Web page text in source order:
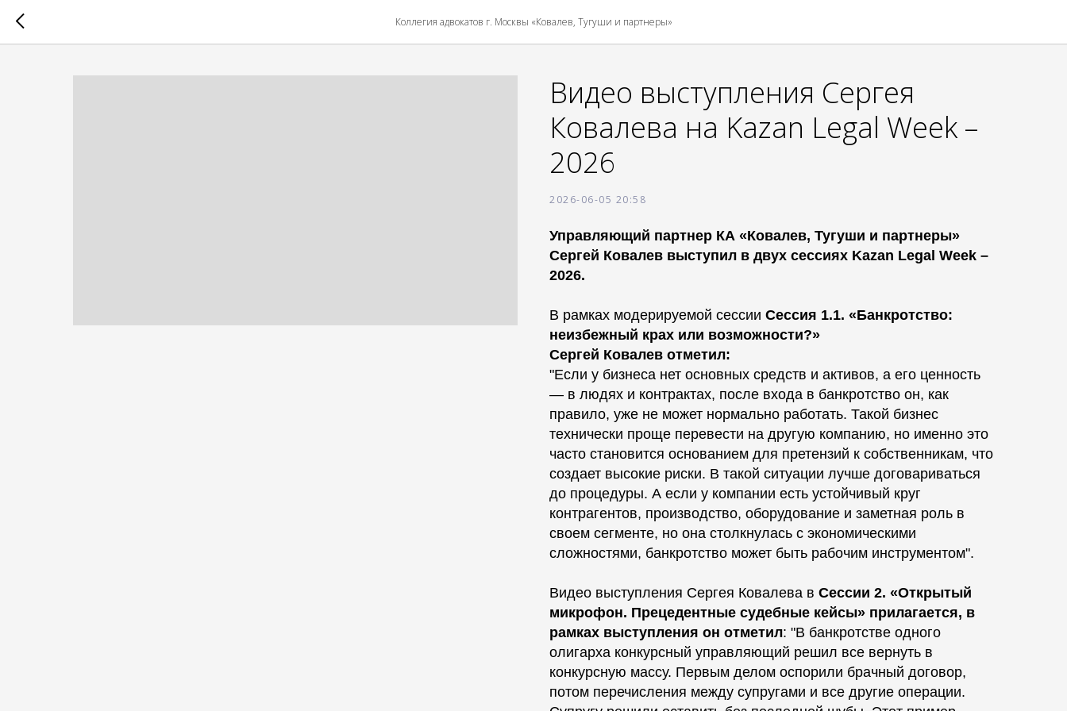
Коллегия адвокатов г. Москвы «Ковалев, Тугуши и партнеры»
Видео выступления Сергея
Ковалева на Kazan Legal Week –
2026
2026-06-05 20:58
Управляющий партнер КА «Ковалев, Тугуши и партнеры»
Сергей Ковалев выступил в двух сессиях Kazan Legal Week –
2026.
В рамках модерируемой сессии Сессия 1.1. «Банкротство:
неизбежный крах или возможности?»
Сергей Ковалев отметил:
"Если у бизнеса нет основных средств и активов, а его ценность
— в людях и контрактах, после входа в банкротство он, как
правило, уже не может нормально работать. Такой бизнес
технически проще перевести на другую компанию, но именно это
часто становится основанием для претензий к собственникам, что
создает высокие риски. В такой ситуации лучше договариваться
до процедуры. А если у компании есть устойчивый круг
контрагентов, производство, оборудование и заметная роль в
своем сегменте, но она столкнулась с экономическими
сложностями, банкротство может быть рабочим инструментом".
Видео выступления Сергея Ковалева в Сессии 2. «Открытый
микрофон. Прецедентные судебные кейсы» прилагается, в
рамках выступления он отметил: "В банкротстве одного
олигарха конкурсный управляющий решил все вернуть в
конкурсную массу. Первым делом оспорили брачный договор,
потом перечисления между супругами и все другие операции.